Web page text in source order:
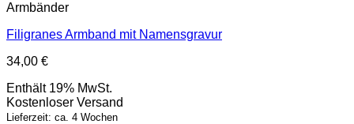
Armbänder
Filigranes Armband mit Namensgravur
34,00 €
Enthält 19% MwSt.
Kostenloser Versand
Lieferzeit: ca. 4 Wochen